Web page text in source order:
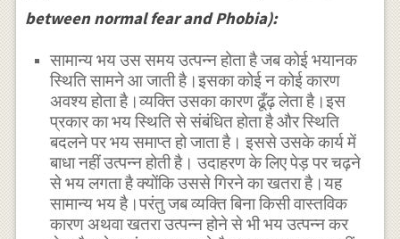
between normal fear and Phobia):
सामान्य भय उस समय उत्पन्न होता है जब कोई भयानक
स्थिति सामने आ जाती है।इसका कोई न कोई कारण
अवश्य होता है।व्यक्ति उसका कारण ढूँढ़ लेता है।इस
प्रकार का भय स्थिति से संबंधित होता है और स्थिति
बदलने पर भय समाप्त हो जाता है। इससे उसके कार्य में
बाधा नहीं उत्पन्न होती है। उदाहरण के लिए पेड़ पर चढ़ने
से भय लगता है क्योंकि उससे गिरने का खतरा है।यह
सामान्य भय है।परंतु जब व्यक्ति बिना किसी वास्तविक
कारण अथवा खतरा उत्पन्न होने से भी भय उत्पन्न कर